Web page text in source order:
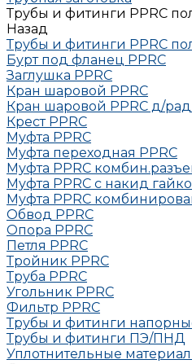
Трубы и фитинги PPRC
Назад
Трубы и фитинги PPRC
Бурт под фланец РРRC
Заглушка РРRC
Кран шаровой PPRC
Кран шаровой PPRC д/
Крест PPRC
Муфта PPRC
Муфта переходная PPRC
Муфта РРRC
Муфта PPRC с накид
Муфта РРRC
Обвод РРRC
Опора РРRC
Петля РРRC
Тройник РРRC
Труба РРRC
Угольник РРRC
Фильтр PPRC
Трубы и фитинги
Трубы и фитинги ПЭ/ПНД
Уплотнительные